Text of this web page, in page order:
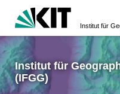
Institut für
Institut für
(IFGG)